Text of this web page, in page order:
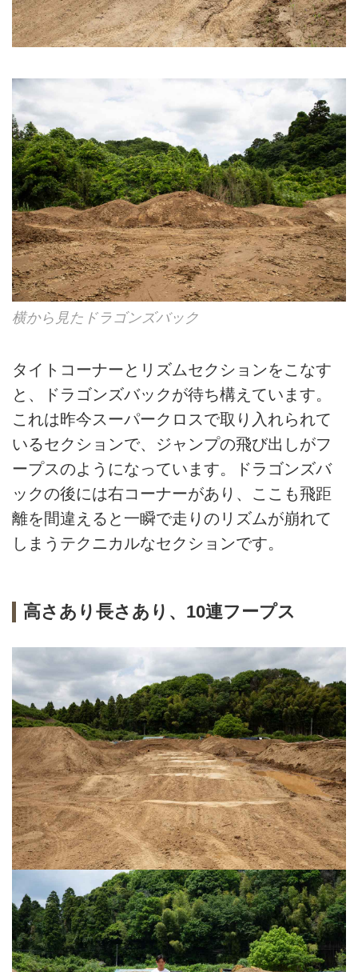
横から見たドラゴンズバック
タイトコーナーとリズムセクションをこなす
と、ドラゴンズバックが待ち構えています。
これは昨今スーパークロスで取り入れられて
いるセクションで、ジャンプの飛び出しがフ
ープスのようになっています。ドラゴンズバ
ックの後には右コーナーがあり、ここも飛距
離を間違えると一瞬で走りのリズムが崩れて
しまうテクニカルなセクションです。
高さあり長さあり、10連フープス